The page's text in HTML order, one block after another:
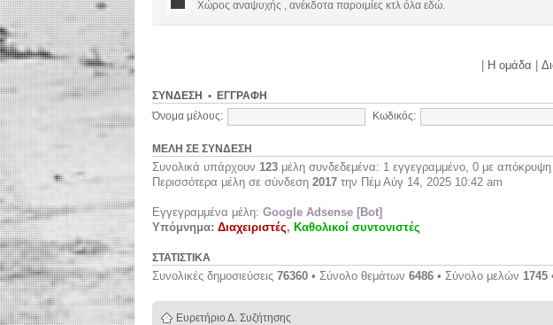
Χώρος αναψυχής , ανέκδοτα παροιμίες κτλ όλα εδώ.
Η ομάδα
ΣΎΝΔΕΣΗ • ΕΓΓΡΑΦΉ
Όνομα μέλους: Κωδικός:
ΜΈΛΗ ΣΕ ΣΎΝΔΕΣΗ
Συνολικά υπάρχουν 123 μέλη συνδεδεμένα: 1 εγγεγραμμένο, 0 με απόκρυψη
Περισσότερα μέλη σε σύνδεση 2017 την Πέμ Αύγ 14, 2025 10:42 am
Εγγεγραμμένα μέλη: Google Adsense [Bot]
Υπόμνημα: Διαχειριστές, Καθολικοί συντονιστές
ΣΤΑΤΙΣΤΙΚΆ
Συνολικές δημοσιεύσεις 76360 • Σύνολο θεμάτων 6486 • Σύνολο μελών 1745
Ευρετήριο Δ. Συζήτησης